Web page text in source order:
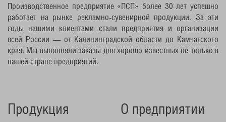
Производственное предприятие «ПСП» более 30 лет успешно
работает на рынке рекламно-сувенирной продукции. За эти
годы нашими клиентами стали предприятия и организации
всей России — от Калининградской области до Камчатского
края. Мы выполняли заказы для хорошо известных не только в
нашей стране предприятий.
Продукция О предприятии